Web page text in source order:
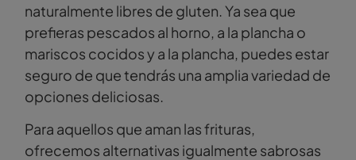
naturalmente libres de gluten. Ya sea que
prefieras pescados al horno, a la plancha o
mariscos cocidos y a la plancha, puedes estar
seguro de que tendrás una amplia variedad de
opciones deliciosas.
Para aquellos que aman las frituras,
ofrecemos alternativas igualmente sabrosas